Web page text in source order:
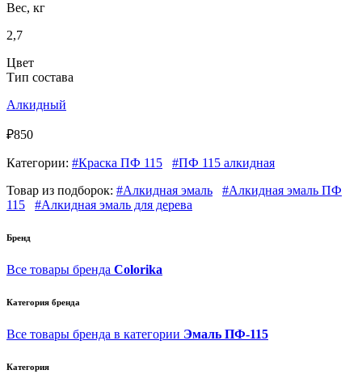
Вес, кг
2,7
Цвет
Тип состава
Алкидный
₽850
Категории: #Краска ПФ 115
#ПФ 115 алкидная
Товар из подборок: #Алкидная эмаль
#Алкидная эмаль ПФ
115
#Алкидная эмаль для дерева
Бренд
Все товары бренда Colorika
Категория бренда
Все товары бренда в категории Эмаль ПФ-115
Категория